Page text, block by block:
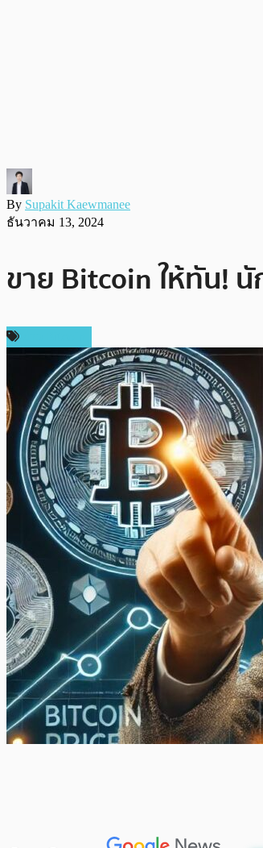
By Supakit Kaewmanee
ธันวาคม 13, 2024
ขาย Bitcoin ให้ทัน!